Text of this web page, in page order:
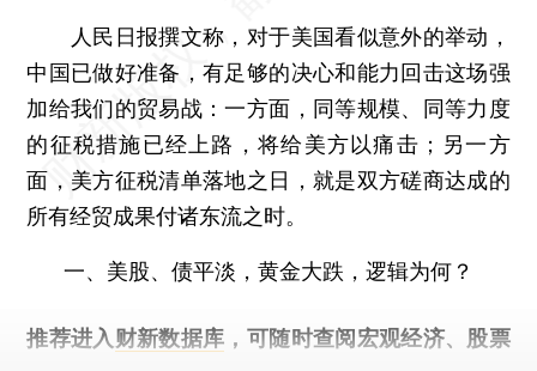
人民日报撰文称，对于美国看似意外的举动，
中国已做好准备，有足够的决心和能力回击这场强
加给我们的贸易战：一方面，同等规模、同等力度
的征税措施已经上路，将给美方以痛击；另一方
面，美方征税清单落地之日，就是双方磋商达成的
所有经贸成果付诸东流之时。
一、美股、债平淡，黄金大跌，逻辑为何？
推荐进入 财新数据库 ，可随时查阅宏观经济、股票